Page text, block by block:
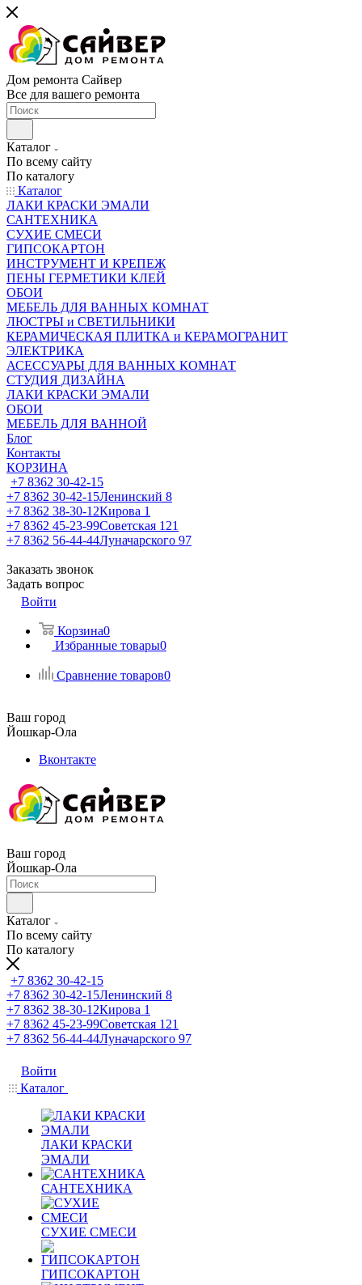
Дом ремонта Сайвер
Все для вашего ремонта
Каталог
По всему сайту
По каталогу
Каталог
ЛАКИ КРАСКИ ЭМАЛИ
САНТЕХНИКА
СУХИЕ СМЕСИ
ГИПСОКАРТОН
ИНСТРУМЕНТ И КРЕПЕЖ
ПЕНЫ ГЕРМЕТИКИ КЛЕЙ
ОБОИ
МЕБЕЛЬ ДЛЯ ВАННЫХ КОМНАТ
ЛЮСТРЫ и СВЕТИЛЬНИКИ
КЕРАМИЧЕСКАЯ ПЛИТКА и КЕРАМОГРАНИТ
ЭЛЕКТРИКА
АСЕССУАРЫ ДЛЯ ВАННЫХ КОМНАТ
СТУДИЯ ДИЗАЙНА
ЛАКИ КРАСКИ ЭМАЛИ
ОБОИ
МЕБЕЛЬ ДЛЯ ВАННОЙ
Блог
Контакты
КОРЗИНА
+7 8362 30-42-15
+7 8362 30-42-15Ленинский 8
+7 8362 38-30-12Кирова 1
+7 8362 45-23-99Советская 121
+7 8362 56-44-44Луначарского 97
Заказать звонок
Задать вопрос
Войти
Корзина0
Избранные товары0
Сравнение товаров0
Ваш город
Йошкар-Ола
Вконтакте
Ваш город
Йошкар-Ола
Каталог
По всему сайту
По каталогу
+7 8362 30-42-15
+7 8362 30-42-15Ленинский 8
+7 8362 38-30-12Кирова 1
+7 8362 45-23-99Советская 121
+7 8362 56-44-44Луначарского 97
Войти
Каталог
ЛАКИ КРАСКИ
ЭМАЛИ
САНТЕХНИКА
СУХИЕ СМЕСИ
ГИПСОКАРТОН